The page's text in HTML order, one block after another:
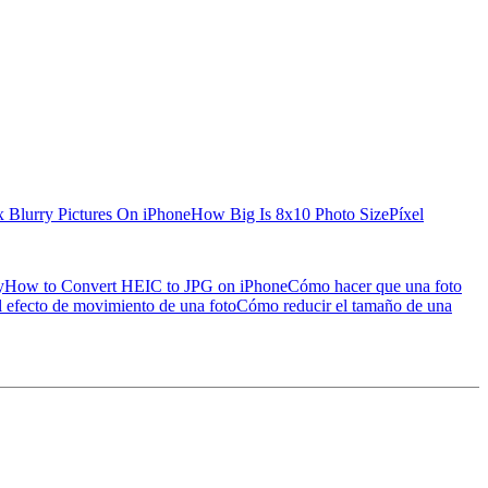
Blurry Pictures On iPhoneHow Big Is 8x10 Photo SizePíxel
How to Convert HEIC to JPG on iPhoneCómo hacer que una foto
efecto de movimiento de una fotoCómo reducir el tamaño de una